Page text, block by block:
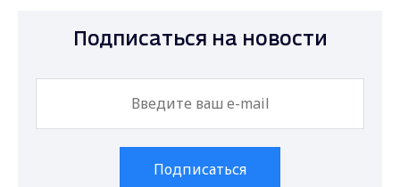
Подписаться на новости
Подписаться